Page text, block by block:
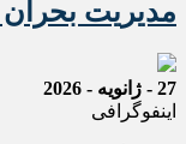
مدیریت بحران
27 - ژانویه - 2026
اینفوگرافی